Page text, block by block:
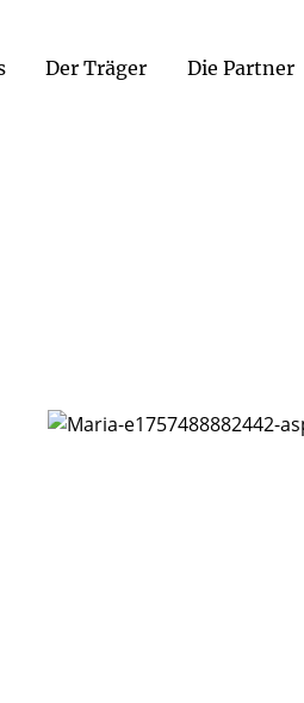
Der Träger Die Partner